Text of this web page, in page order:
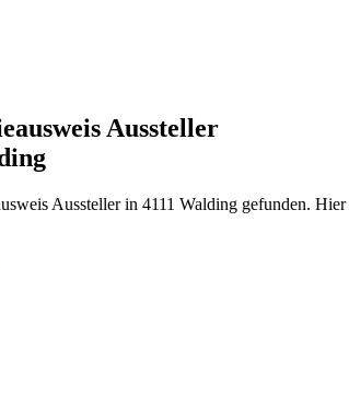
Aussteller
Aussteller in 4111 Walding gefunden.